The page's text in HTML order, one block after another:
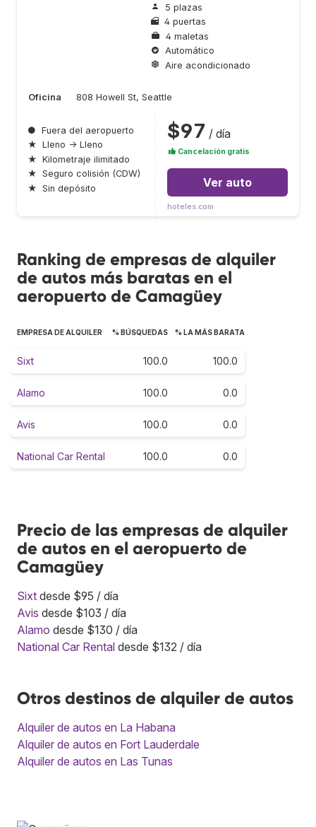
5 plazas
4 puertas
4 maletas
Automático
Aire acondicionado
Oficina 808 Howell St, Seattle
● Fuera del aeropuerto
★ Lleno → Lleno
★ Kilometraje ilimitado
★ Seguro colisión (CDW)
★ Sin depósito
$97 / día
Cancelación gratis
Ver auto
hoteles.com
Ranking de empresas de alquiler
de autos más baratas en el
aeropuerto de Camagüey
EMPRESA DE ALQUILER % BÚSQUEDAS % LA MÁS BARATA
Sixt 100.0 100.0
Alamo 100.0 0.0
Avis 100.0 0.0
National Car Rental 100.0 0.0
Precio de las empresas de alquiler
de autos en el aeropuerto de
Camagüey
Sixt desde $95 / día
Avis desde $103 / día
Alamo desde $130 / día
National Car Rental desde $132 / día
Otros destinos de alquiler de autos
Alquiler de autos en La Habana
Alquiler de autos en Fort Lauderdale
Alquiler de autos en Las Tunas